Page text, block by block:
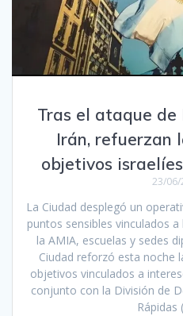
Tras el ataque de
Irán, refuerzan
objetivos
23/06/
La Ciudad desplegó un
puntos sensibles vinculados
la AMIA, escuelas y sedes
Ciudad reforzó esta noche
objetivos vinculados a
conjunto con la División de
Rápidas